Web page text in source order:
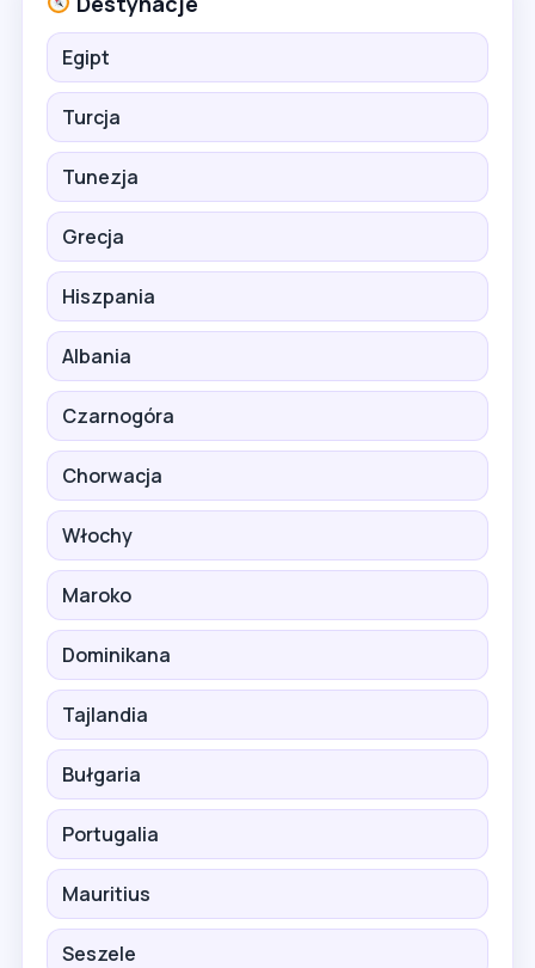
Egipt
Turcja
Tunezja
Grecja
Hiszpania
Albania
Czarnogóra
Chorwacja
Włochy
Maroko
Dominikana
Tajlandia
Bułgaria
Portugalia
Mauritius
Seszele